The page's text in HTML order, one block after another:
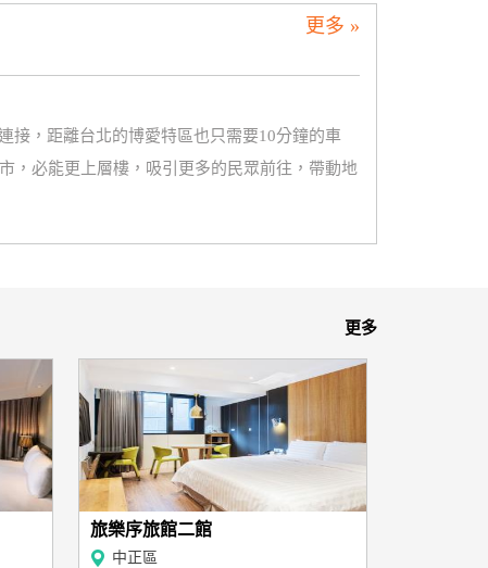
更多 »
接，距離台北的博愛特區也只需要10分鐘的車
，必能更上層樓，吸引更多的民眾前往，帶動地
更多
旅樂序旅館二館
中正區